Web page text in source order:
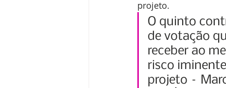
projeto.
O quinto
de votação
receber ao
risco
projeto –